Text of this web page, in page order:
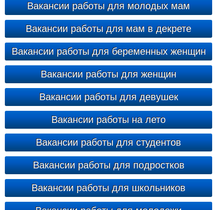
Вакансии работы для молодых мам
Вакансии работы для мам в декрете
Вакансии работы для беременных женщин
Вакансии работы для женщин
Вакансии работы для девушек
Вакансии работы на лето
Вакансии работы для студентов
Вакансии работы для подростков
Вакансии работы для школьников